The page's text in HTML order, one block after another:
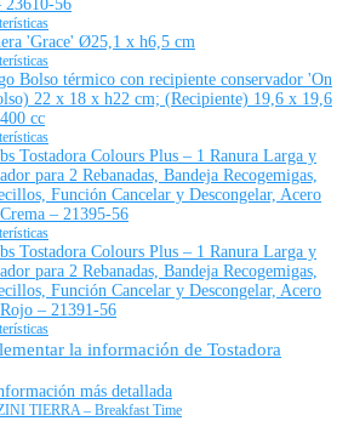
23610-56
'Grace' Ø25,1 x h6,5 cm
Bolso térmico con recipiente conservador 'On
22 x 18 x h22 cm; (Recipiente) 19,6 x 19,6
cc
Tostadora Colours Plus – 1 Ranura Larga y
para 2 Rebanadas, Bandeja Recogemigas,
Función Cancelar y Descongelar, Acero
– 21395-56
Tostadora Colours Plus – 1 Ranura Larga y
para 2 Rebanadas, Bandeja Recogemigas,
Función Cancelar y Descongelar, Acero
– 21391-56
la información de Tostadora
más detallada
TIERRA – Breakfast Time